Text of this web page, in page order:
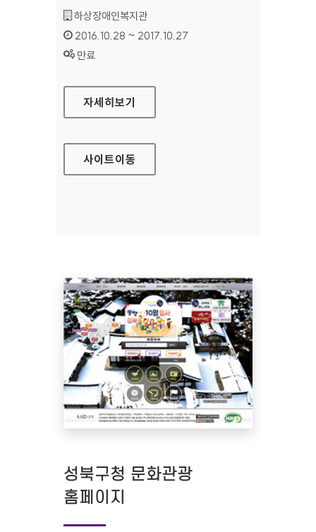
기관명 :
하상장애인복지관
인증기간 :
2016.10.28 ~ 2017.10.27
상태 :
만료
하상장애인복지관 대표 홈페이지
자세히보기
사이트이동
성북구청 문화관광
홈페이지